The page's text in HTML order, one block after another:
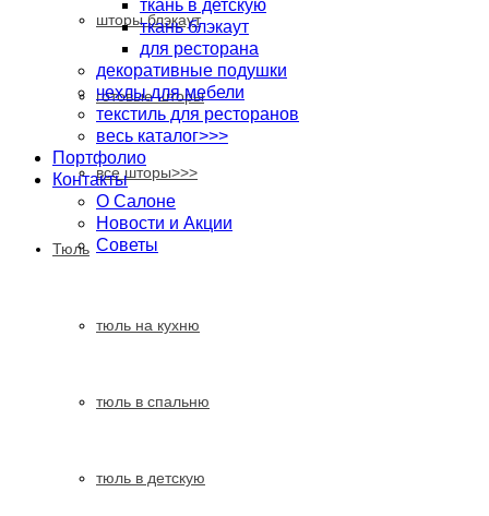
шторы блэкаут
готовые шторы
все шторы>>>
Тюль
тюль на кухню
тюль в спальню
тюль в детскую
ткань в детскую
ткань блэкаут
для ресторана
декоративные подушки
чехлы для мебели
текстиль для ресторанов
весь каталог>>>
Портфолио
Контакты
О Салоне
Новости и Акции
Cоветы